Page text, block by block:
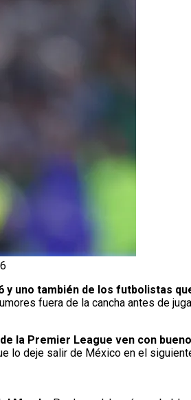
y uno también de los futbolistas
fuera de la cancha antes de
la Premier League ven con
lo deje salir de México en el